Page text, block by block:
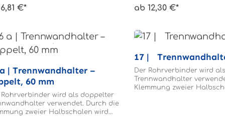
eine Beratung und eine
Gerne liefern wir Ihnen Bauteile
vormontiert. +49 2371 8080-0 Wir
Sie gerne zu unserem
und einfach durchgeführt
kann. Gerne liefern wir
Universal-
€*
Die Rohre brauchen nicht
ab 12,30 €*
–
60 mm
Rohrverbinder wird als doppelter
verwendet. Durch die
zweier Halbschalen wird
17 |
Der Rohrverbinder wird als
Trennwandhalter
Klemmung zweier